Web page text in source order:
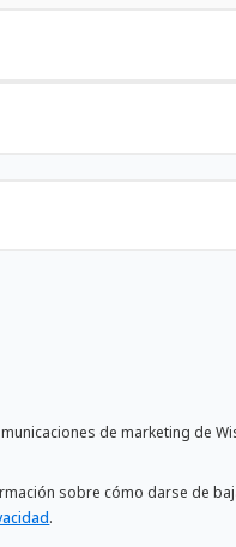
de marketing de
sobre cómo darse de
.